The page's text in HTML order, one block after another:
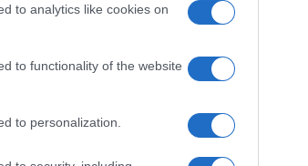
to analytics like cookies on
to functionality of the website
to personalization.